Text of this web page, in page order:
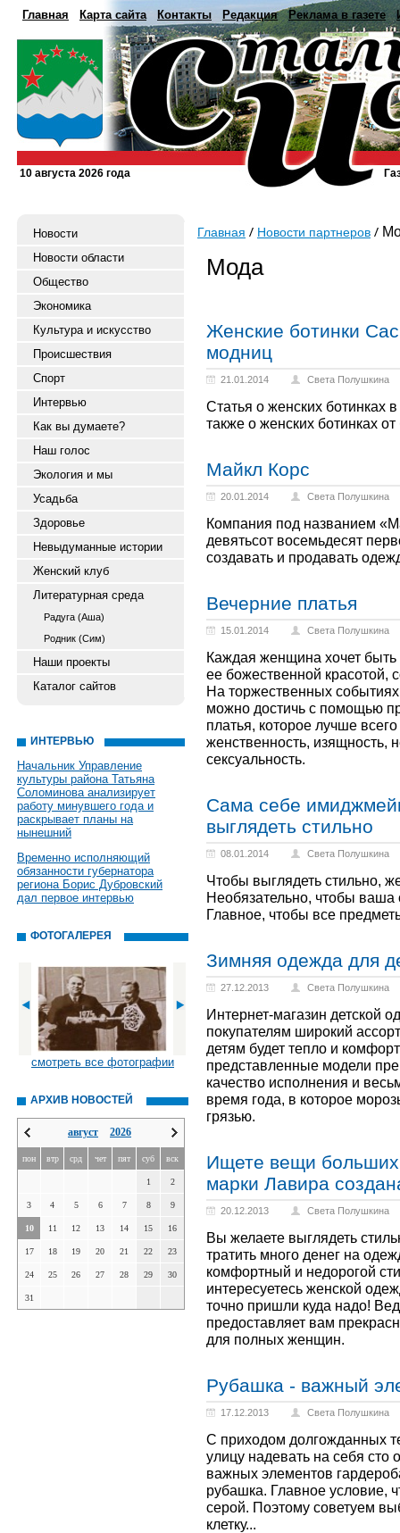
Главная Карта сайта Контакты Редакция Реклама в газете
10 августа 2026 года
Новости
Новости области
Общество
Экономика
Культура и искусство
Происшествия
Спорт
Интервью
Как вы думаете?
Наш голос
Экология и мы
Усадьба
Здоровье
Невыдуманные истории
Женский клуб
Литературная среда
Радуга (Аша)
Родник (Сим)
Наши проекты
Каталог сайтов
ИНТЕРВЬЮ
Начальник Управление
культуры района Татьяна
Соломинова анализирует
работу минувшего года и
раскрывает планы на
нынешний
Временно исполняющий
обязанности губернатора
региона Борис Дубровский
дал первое интервью
ФОТОГАЛЕРЕЯ
смотреть все фотографии
АРХИВ НОВОСТЕЙ
август 2026
пон втр срд чет пят суб вск
1 2
3 4 5 6 7 8 9
10 11 12 13 14 15 16
17 18 19 20 21 22 23
24 25 26 27 28 29 30
31
Главная Новости партнеров
Мода
Женские ботинки
модниц
21.01.2014 Света Полушкина
Статья о женских ботинках
также о женских ботинках
Майкл Корс
20.01.2014 Света Полушкина
Компания под названием
девятьсот восемьдесят
создавать и продавать
Вечерние платья
15.01.2014 Света Полушкина
Каждая женщина хочет быть
ее божественной красотой,
На торжественных
можно достичь с помощью
платья, которое лучше
женственность, изящность,
сексуальность.
Сама себе
выглядеть стильно
08.01.2014 Света Полушкина
Чтобы выглядеть стильно,
Необязательно, чтобы
Главное, чтобы все
Зимняя одежда для
27.12.2013 Света Полушкина
Интернет-магазин детской
покупателям широкий
детям будет тепло и
представленные модели
качество исполнения и
время года, в которое
грязью.
Ищете вещи больших
марки Лавира
20.12.2013 Света Полушкина
Вы желаете выглядеть
тратить много денег на
комфортный и недорогой
интересуетесь женской
точно пришли куда надо!
предоставляет вам
для полных женщин.
Рубашка - важный
17.12.2013 Света Полушкина
С приходом долгожданных
улицу надевать на себя
важных элементов
рубашка. Главное условие,
серой. Поэтому советуем
клетку...